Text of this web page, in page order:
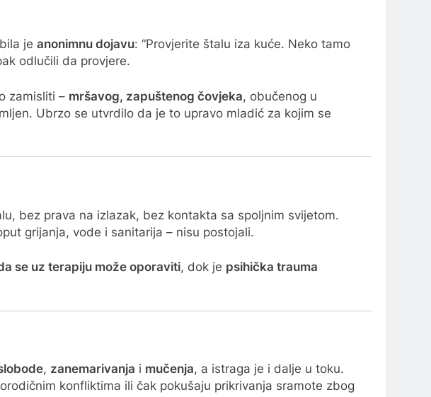
je anonimnu dojavu: “Provjerite štalu iza kuće. Neko tamo
odlučili da provjere.
zamisliti – mršavog, zapuštenog čovjeka, obučenog u
Ubrzo se utvrdilo da je to upravo mladić za kojim se
bez prava na izlazak, bez kontakta sa spoljnim svijetom.
grijanja, vode i sanitarija – nisu postojali.
se uz terapiju može oporaviti, dok je psihička trauma
, zanemarivanja i mučenja, a istraga je i dalje u toku.
konfliktima ili čak pokušaju prikrivanja sramote zbog